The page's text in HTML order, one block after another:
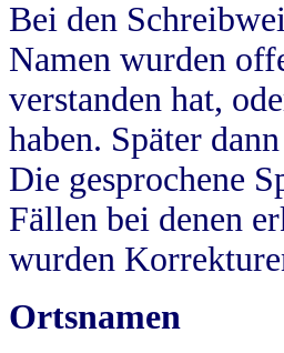
Bei den
Namen wurden
verstanden hat,
haben. Später
Die gesprochene
Fällen bei denen
wurden
Ortsnamen